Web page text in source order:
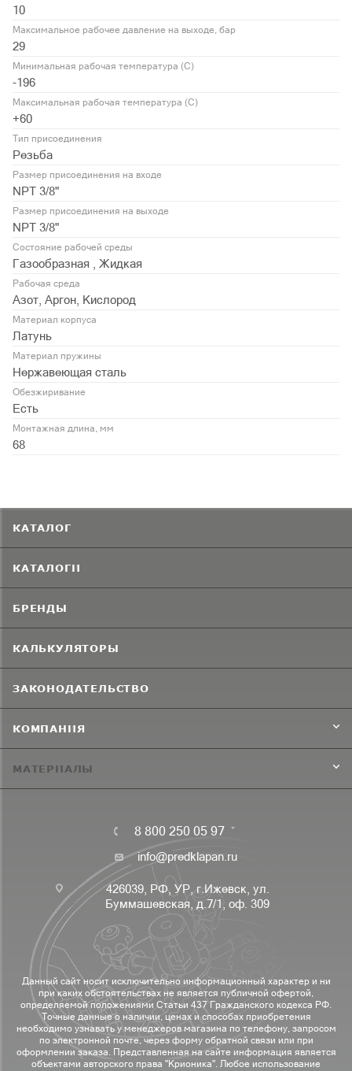
10
Максимальное рабочее давление на выходе, бар
29
Минимальная рабочая температура (С)
-196
Максимальная рабочая температура (С)
+60
Тип присоединения
Резьба
Размер присоединения на входе
NPT 3/8"
Размер присоединения на выходе
NPT 3/8"
Состояние рабочей среды
Газообразная , Жидкая
Рабочая среда
Азот, Аргон, Кислород
Материал корпуса
Латунь
Материал пружины
Нержавеющая сталь
Обезжиривание
Есть
Монтажная длина, мм
68
КАТАЛОГ
КАТАЛОГИ
БРЕНДЫ
КАЛЬКУЛЯТОРЫ
ЗАКОНОДАТЕЛЬСТВО
КОМПАНИЯ
МАТЕРИАЛЫ
8 800 250 05 97
info@predklapan.ru
426039, РФ, УР, г.Ижевск, ул.
Буммашевская, д.7/1, оф. 309
Данный сайт носит исключительно информационный характер и ни
при каких обстоятельствах не является публичной офертой,
определяемой положениями Статьи 437 Гражданского кодекса РФ.
Точные данные о наличии, ценах и способах приобретения
необходимо узнавать у менеджеров магазина по телефону, запросом
по электронной почте, через форму обратной связи или при
оформлении заказа. Представленная на сайте информация является
объектами авторского права "Крионика". Любое использование